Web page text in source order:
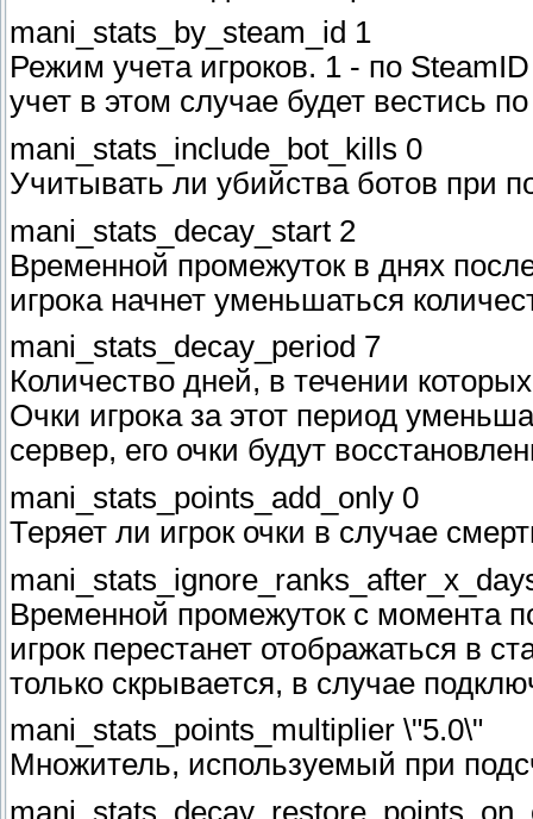
mani_stats_by_steam_id 1
Режим учета игроков. 1 - по
учет в этом случае будет вестись
mani_stats_include_bot_kills 0
Учитывать ли убийства ботов при
mani_stats_decay_start 2
Временной промежуток в днях
игрока начнет уменьшаться
mani_stats_decay_period 7
Количество дней, в течении
Очки игрока за этот период
сервер, его очки будут
mani_stats_points_add_only 0
Теряет ли игрок очки в случае
Временной промежуток с момента
игрок перестанет отображаться в
только скрывается, в случае
mani_stats_points_multiplier \"5.0\"
Множитель, используемый при